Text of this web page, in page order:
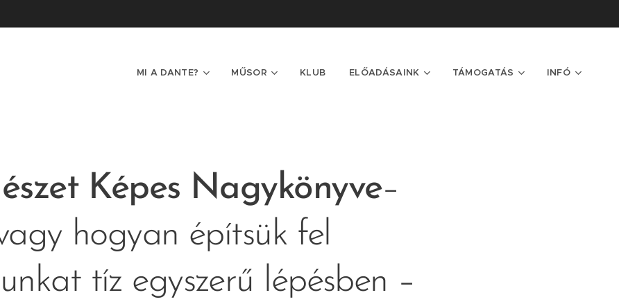
MI A DANTE? MŰSOR KLUB ELŐADÁSAINK TÁMOGATÁS INFÓ
Képes Nagykönyve–
hogyan építsük fel
tíz egyszerű lépésben –